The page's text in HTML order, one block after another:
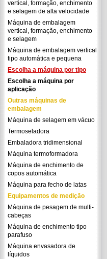
vertical, formação, enchimento
e selagem de alta velocidade
Máquina de embalagem
vertical, formação, enchimento
e selagem
Máquina de embalagem vertical
tipo automática e pequena
Escolha a máquina por tipo
Escolha a máquina por
aplicação
Outras máquinas de
embalagem
Máquina de selagem em vácuo
Termoseladora
Embaladora tridimensional
Máquina termoformadora
Máquina de enchimento de
copos automática
Máquina para fecho de latas
Equipamentos de medição
Máquina de pesagem de multi-
cabeças
Máquina de enchimento tipo
parafuso
Máquina envasadora de
líquidos